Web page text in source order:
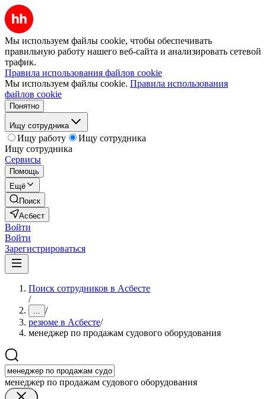
Мы используем файлы cookie, чтобы обеспечивать
правильную работу нашего веб-сайта и анализировать сетевой
трафик.
Правила использования файлов cookie
Мы используем файлы cookie. Правила использования
файлов cookie
Понятно
Ищу сотрудника
Ищу работу
Ищу сотрудника
Ищу сотрудника
Сервисы
Помощь
Ещё
Поиск
Асбест
Войти
Войти
Зарегистрироваться
Поиск сотрудников в Асбесте
/
... /
резюме в Асбесте/
менеджер по продажам судового оборудования
менеджер по продажам судового оборудования